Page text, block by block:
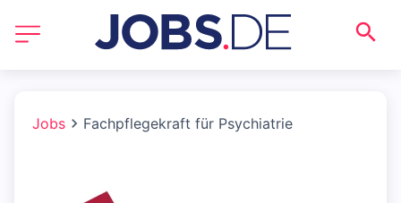
Jobs Fachpflegekraft für Psychiatrie